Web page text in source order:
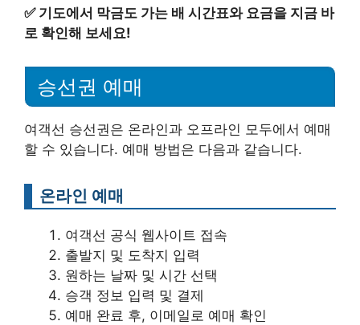
✅ 기도에서 막금도 가는 배 시간표와 요금을 지금 바
로 확인해 보세요!
승선권 예매
여객선 승선권은 온라인과 오프라인 모두에서 예매
할 수 있습니다. 예매 방법은 다음과 같습니다.
온라인 예매
여객선 공식 웹사이트 접속
출발지 및 도착지 입력
원하는 날짜 및 시간 선택
승객 정보 입력 및 결제
예매 완료 후, 이메일로 예매 확인